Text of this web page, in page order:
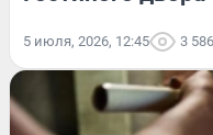
5 июля, 2026, 12:45 3 586